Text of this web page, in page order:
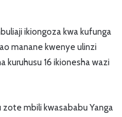
ikiongoza kwa kufunga
manane kwenye ulinzi
kuruhusu 16 ikionesha wazi
mbili kwasababu Yanga